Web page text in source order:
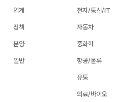
업계
정책
분양
일반
전자/통신/IT
자동차
중화학
항공/물류
유통
의료/바이오